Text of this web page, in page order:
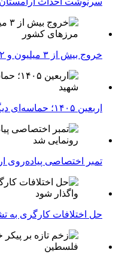
خروج بیش از ۳ میلیون و ۳۵۲ هزار زائر از مرزهای کشور
اربعین ۱۴۰۵؛ حماسه‌ای دیگر با سوگ رهبر شهید
تمبر اختصاصی پیاده‌روی
حل اختلافات کارگری به